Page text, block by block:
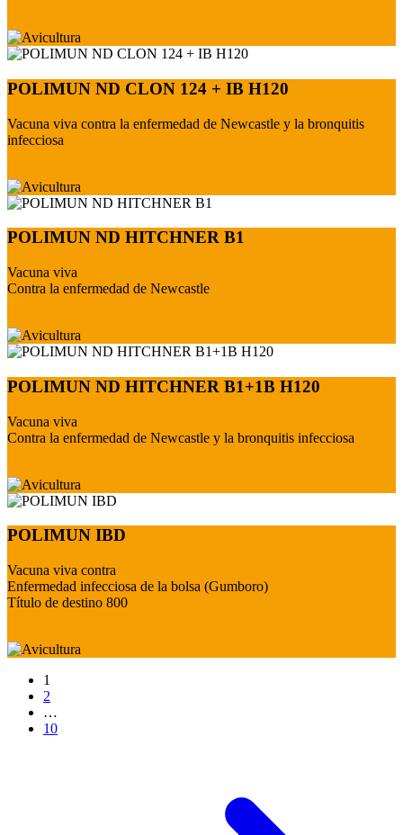
POLIMUN ND CLON 124 + IB H120
Vacuna viva contra la enfermedad de Newcastle y la bronquitis
infecciosa
POLIMUN ND HITCHNER B1
Vacuna viva
Contra la enfermedad de Newcastle
POLIMUN ND HITCHNER B1+1B H120
Vacuna viva
Contra la enfermedad de Newcastle y la bronquitis infecciosa
POLIMUN IBD
Vacuna viva contra
Enfermedad infecciosa de la bolsa (Gumboro)
Título de destino 800
1
2
…
10